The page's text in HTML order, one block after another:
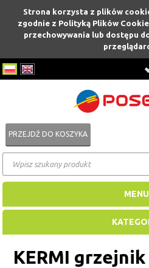
Strona korzysta z plików
zgodnie z Polityką Plików
przechowywania lub dostępu
PRZEJDŹ DO KOSZYKA
MENU
KERMI